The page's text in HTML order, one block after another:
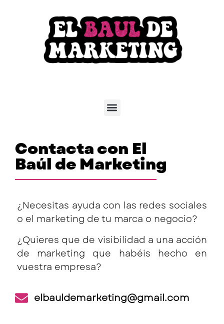
Contacta con El
Baúl de Marketing
¿Necesitas ayuda con las redes sociales
o el marketing de tu marca o negocio?
¿Quieres que de visibilidad a una acción
de marketing que habéis hecho en
vuestra empresa?
elbauldemarketing@gmail.com